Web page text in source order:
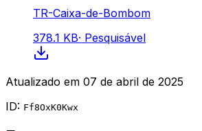
TR-Caixa-de-Bombom
378.1 KB· Pesquisável
Atualizado em 07 de abril de 2025
ID: Ff8OxK0Kwx